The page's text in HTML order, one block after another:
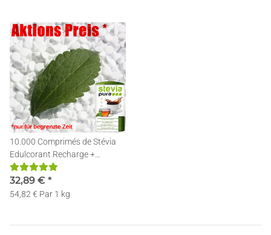
10.000 Comprimés de Stévia
Edulcorant Recharge +
Distributeur
32,89 € *
54,82 € Par 1 kg